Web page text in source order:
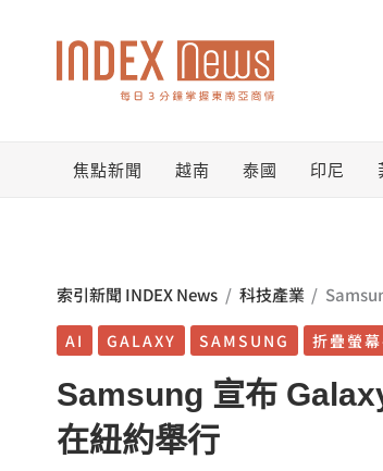
焦點新聞 越南 泰國 印尼
索引新聞 INDEX News / 科技產業 /
AI GALAXY SAMSUNG 折疊螢
Samsung 宣布
在紐約舉行